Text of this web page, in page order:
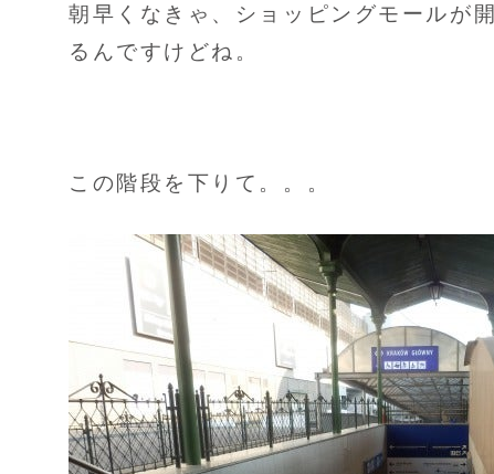
朝早くなきゃ、ショッピングモールが
るんですけどね。
この階段を下りて。。。